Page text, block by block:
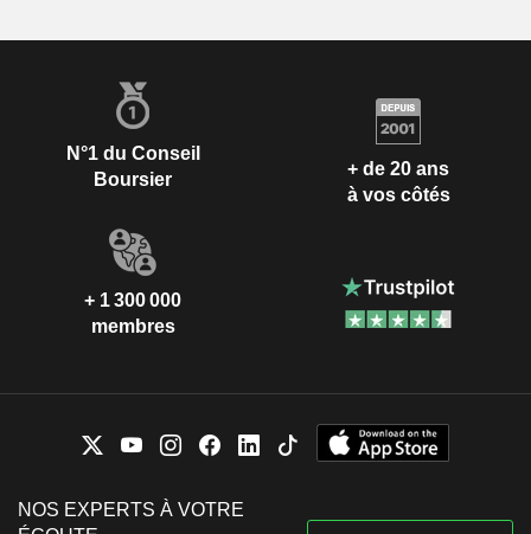
N°1 du Conseil
Boursier
+ de 20 ans
à vos côtés
+ 1 300 000
membres
NOS EXPERTS À VOTRE